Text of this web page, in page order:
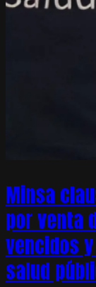
Minsa
por venta
vencidos
salud